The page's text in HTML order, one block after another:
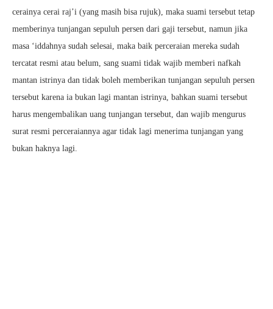
cerainya cerai raj’i (yang masih bisa rujuk), maka suami tersebut tetap
memberinya tunjangan sepuluh persen dari gaji tersebut, namun jika
masa ‘iddahnya sudah selesai, maka baik perceraian mereka sudah
tercatat resmi atau belum, sang suami tidak wajib memberi nafkah
mantan istrinya dan tidak boleh memberikan tunjangan sepuluh persen
tersebut karena ia bukan lagi mantan istrinya, bahkan suami tersebut
harus mengembalikan uang tunjangan tersebut, dan wajib mengurus
surat resmi perceraiannya agar tidak lagi menerima tunjangan yang
bukan haknya lagi.